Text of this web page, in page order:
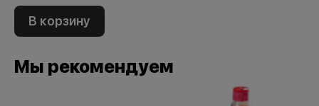
В корзину
Мы рекомендуем